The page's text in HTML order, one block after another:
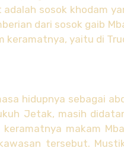
sosok khodam
dari sosok gaib
keramatnya, yaitu di
hidupnya sebagai
Jetak, masih
makam
tersebut.